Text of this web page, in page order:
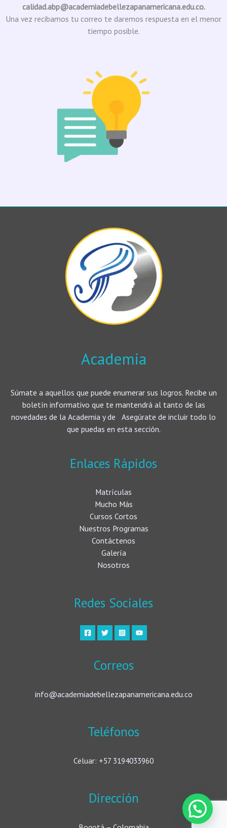
calidad.abp@academiadebellezapanamericana.edu.co.
Una vez recibamos tu correo te daremos respuesta en el menor
tiempo posible.
Academia
Súmate a aquellos que puede enumerar sus logros. Recibe un
boletín informativo que te mantendrá al tanto de las
novedades de la Academia y de Asegúrate de incluir todo lo
que puedas en esta sección.
Enlaces Rápidos
Matrículas
Mucho Más
Cursos Cortos
Nuestros Programas
Contáctenos
Galería
Nosotros
Redes Sociales
Correos
info@academiadebellezapanamericana.edu.co
Teléfonos
Celuar: +57 3194033960
Dirección